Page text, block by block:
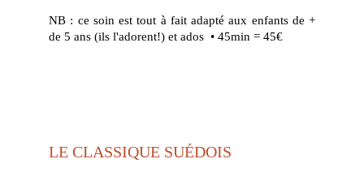
NB : ce soin est tout à fait adapté aux enfants de +
de 5 ans (ils l'adorent!) et ados • 45min = 45€
LE CLASSIQUE SUÉDOIS